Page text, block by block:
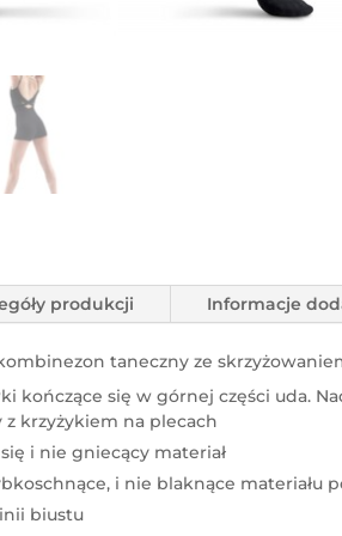
produkcji Informacje
taneczny ze
kończące się w górnej części uda.
z krzyżykiem na plecach
i nie gniecący materiał
i nie blaknące materiału
biustu